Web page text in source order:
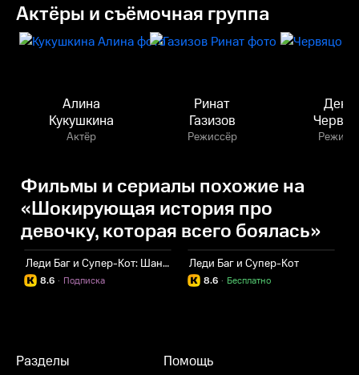
Актёры и съёмочная группа
Алина
Кукушкина
Актёр
Ринат
Газизов
Режиссёр
Фильмы и сериалы похожие на
«Шокирующая история про
девочку, которая всего боялась»
Леди Баг и Супер-Кот: Шанхай. Легенда о Леди Драконе
8.6 Подписка
·
Леди Баг и Супер-Кот
8.6 Бесплатно
·
Разделы Помощь